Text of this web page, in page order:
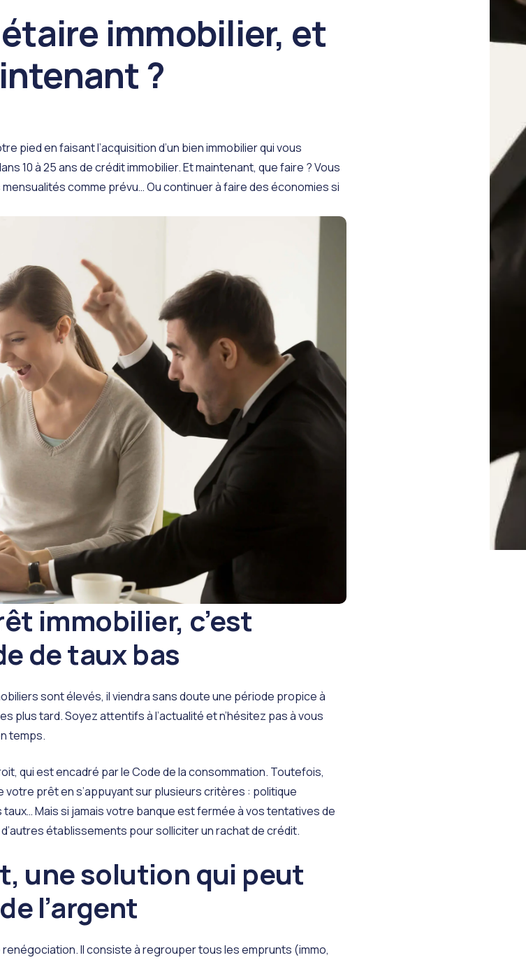
immobilier, et
?
pied en faisant l’acquisition d’un bien immobilierqui vous
10 à 25 ans de crédit immobilier. Et maintenant, que faire ? Vous
comme prévu… Ou continuer à faire des économies si
immobilier, c’est
de taux bas
sont élevés, il viendra sans doute une période propice à
plus tard. Soyez attentifs à l’actualité et n’hésitez pas à vous
temps.
qui est encadré par leCode de la consommation. Toutefois,
prêt en s’appuyant sur plusieurs critères : politique
Mais si jamais votre banque est fermée à vos tentatives de
établissements pour solliciter un rachat de crédit.
une solution qui peut
l’argent
renégociation. Il consiste à regrouper tous les emprunts (immo,